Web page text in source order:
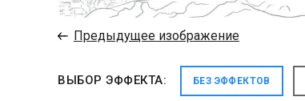
← Предыдущее изображение
ВЫБОР ЭФФЕКТА: БЕЗ ЭФФЕКТОВ